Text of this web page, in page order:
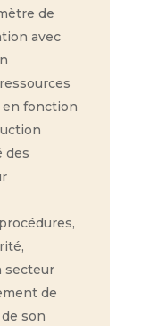
de
avec
en fonction
des
secteur
de
son